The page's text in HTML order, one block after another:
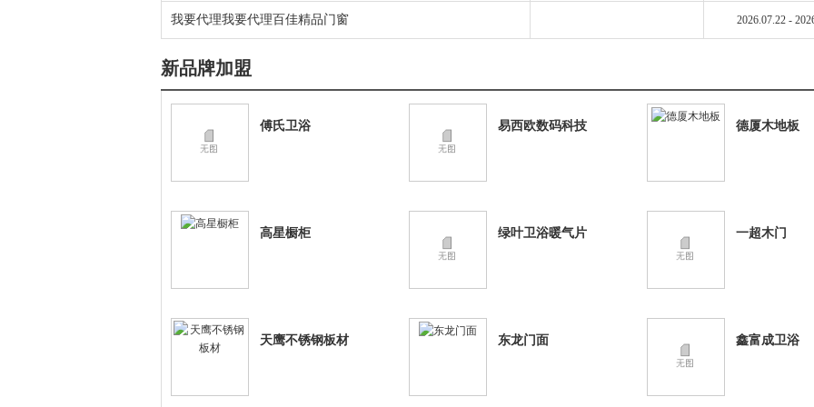
我要代理我要代理百佳精品门窗 2026.07.22 -
新品牌加盟
傅氏卫浴 易西欧数码科技 德厦木地板
高星橱柜 绿叶卫浴暖气片 一超木门
天鹰不锈钢板材 东龙门面 鑫富成卫浴